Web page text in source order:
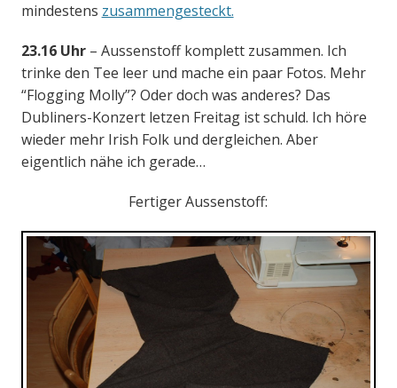
mindestens zusammengesteckt.
23.16 Uhr– Aussenstoff komplett zusammen. Ich
trinke den Tee leer und mache ein paar Fotos. Mehr
“Flogging Molly”? Oder doch was anderes? Das
Dubliners-Konzert letzen Freitag ist schuld. Ich höre
wieder mehr Irish Folk und dergleichen. Aber
eigentlich nähe ich gerade…
Fertiger Aussenstoff: